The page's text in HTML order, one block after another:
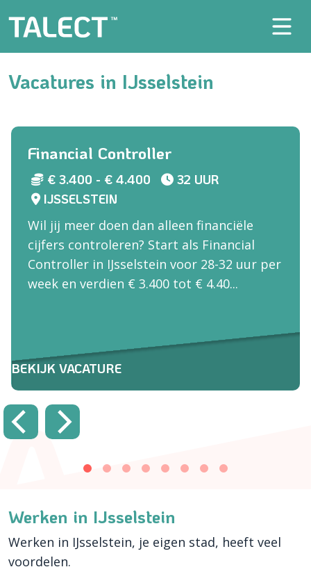
Vacatures in IJsselstein
Financial Controller
€ 3.400 - € 4.400
32 UUR
IJSSELSTEIN
Wil jij meer doen dan alleen financiële
cijfers controleren? Start als Financial
Controller in IJsselstein voor 28-32 uur per
week en verdien € 3.400 tot € 4.40...
BEKIJK VACATURE
Werken in IJsselstein
Werken in IJsselstein, je eigen stad, heeft veel
voordelen.